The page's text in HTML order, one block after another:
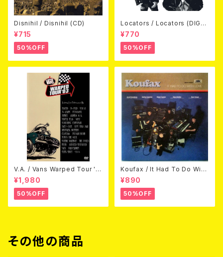
Disnihil / Disnihil (CD)
¥715
50%OFF
Locators / Locators (DIGPA
CK CD)
¥770
50%OFF
V.A. / Vans Warped Tour '0
3 (DVD)
¥1,980
50%OFF
Koufax / It Had To Do With
Love (CD)
¥890
50%OFF
その他の商品